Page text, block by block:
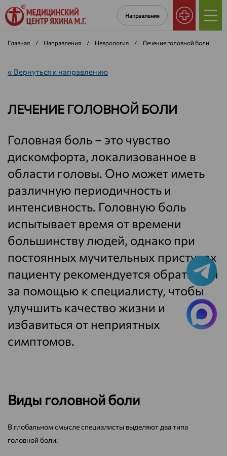
Направления
Главная / Направления / Неврология / Лечение головной боли
« Вернуться к направлению
ЛЕЧЕНИЕ ГОЛОВНОЙ БОЛИ
Головная боль – это чувство
дискомфорта, локализованное в
области головы. Оно может иметь
различную периодичность и
интенсивность. Головную боль
испытывает время от времени
большинству людей, однако при
постоянных мучительных приступах
пациенту рекомендуется обратиться
за помощью к специалисту, чтобы
улучшить качество жизни и
избавиться от неприятных
симптомов.
Виды головной боли
В глобальном смысле специалисты выделяют два типа
головной боли: